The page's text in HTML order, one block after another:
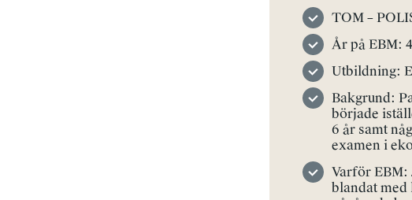
TOM –
År på EBM:
Utbildning:
Bakgrund:
började
6 år samt
examen i
Varför EBM:
blandat med